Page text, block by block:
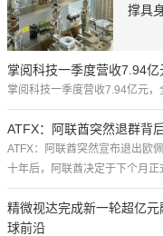
撑具
掌阅科技一季度营收7.94亿
掌阅科技一季度营收7.94亿元，
ATFX：阿联酋突然退群背
ATFX：阿联酋突然宣布退出欧
十年后，阿联酋决定于下个月正
精微视达完成新一轮超亿
球前沿